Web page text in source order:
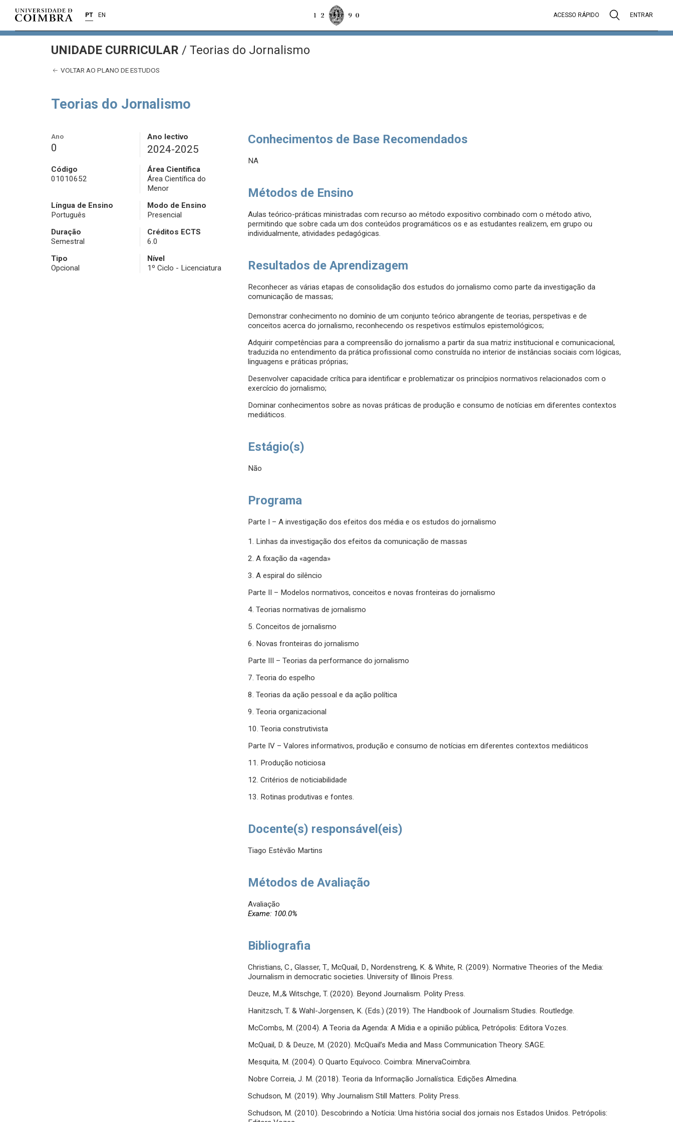
PT EN ACESSO RÁPIDO ENTRAR
UNIDADE CURRICULAR / Teorias do Jornalismo
VOLTAR AO PLANO DE ESTUDOS
Teorias do Jornalismo
Ano
0
Ano lectivo
2024-2025
Código
01010652
Área Científica
Área Científica do
Menor
Língua de Ensino
Português
Modo de Ensino
Presencial
Duração
Semestral
Créditos ECTS
6.0
Tipo
Opcional
Nível
1º Ciclo - Licenciatura
Conhecimentos de Base Recomendados
NA
Métodos de Ensino
Aulas teórico-práticas ministradas com recurso ao método expositivo combinado com o método ativo,
permitindo que sobre cada um dos conteúdos programáticos os e as estudantes realizem, em grupo ou
individualmente, atividades pedagógicas.
Resultados de Aprendizagem
Reconhecer as várias etapas de consolidação dos estudos do jornalismo como parte da investigação da
comunicação de massas;
Demonstrar conhecimento no domínio de um conjunto teórico abrangente de teorias, perspetivas e de
conceitos acerca do jornalismo, reconhecendo os respetivos estímulos epistemológicos;
Adquirir competências para a compreensão do jornalismo a partir da sua matriz institucional e comunicacional,
traduzida no entendimento da prática profissional como construída no interior de instâncias sociais com lógicas,
linguagens e práticas próprias;
Desenvolver capacidade crítica para identificar e problematizar os princípios normativos relacionados com o
exercício do jornalismo;
Dominar conhecimentos sobre as novas práticas de produção e consumo de notícias em diferentes contextos
mediáticos.
Estágio(s)
Não
Programa
Parte I – A investigação dos efeitos dos média e os estudos do jornalismo
1. Linhas da investigação dos efeitos da comunicação de massas
2. A fixação da «agenda»
3. A espiral do silêncio
Parte II – Modelos normativos, conceitos e novas fronteiras do jornalismo
4. Teorias normativas de jornalismo
5. Conceitos de jornalismo
6. Novas fronteiras do jornalismo
Parte III – Teorias da performance do jornalismo
7. Teoria do espelho
8. Teorias da ação pessoal e da ação política
9. Teoria organizacional
10. Teoria construtivista
Parte IV – Valores informativos, produção e consumo de notícias em diferentes contextos mediáticos
11. Produção noticiosa
12. Critérios de noticiabilidade
13. Rotinas produtivas e fontes.
Docente(s) responsável(eis)
Tiago Estêvão Martins
Métodos de Avaliação
Avaliação
Exame: 100.0%
Bibliografia
Christians, C., Glasser, T., McQuail, D., Nordenstreng, K. & White, R. (2009). Normative Theories of the Media:
Journalism in democratic societies. University of Illinois Press.
Deuze, M.,& Witschge, T. (2020). Beyond Journalism. Polity Press.
Hanitzsch, T. & Wahl-Jorgensen, K. (Eds.) (2019). The Handbook of Journalism Studies. Routledge.
McCombs, M. (2004). A Teoria da Agenda: A Mídia e a opinião pública, Petrópolis: Editora Vozes.
McQuail, D. & Deuze, M. (2020). McQuail’s Media and Mass Communication Theory. SAGE.
Mesquita, M. (2004). O Quarto Equívoco. Coimbra: MinervaCoimbra.
Nobre Correia, J. M. (2018). Teoria da Informação Jornalística. Edições Almedina.
Schudson, M. (2019). Why Journalism Still Matters. Polity Press.
Schudson, M. (2010). Descobrindo a Notícia: Uma história social dos jornais nos Estados Unidos. Petrópolis: